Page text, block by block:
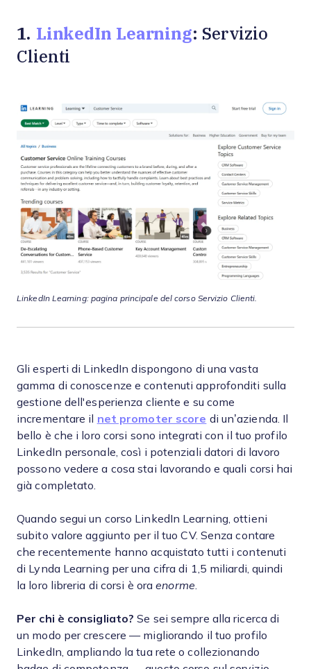
1. LinkedIn Learning: Servizio
Clienti
LinkedIn Learning: pagina principale del corso Servizio Clienti.
Gli esperti di LinkedIn dispongono di una vasta
gamma di conoscenze e contenuti approfonditi sulla
gestione dell'esperienza cliente e su come
incrementare il net promoter score di un’azienda. Il
bello è che i loro corsi sono integrati con il tuo profilo
LinkedIn personale, così i potenziali datori di lavoro
possono vedere a cosa stai lavorando e quali corsi hai
già completato.
Quando segui un corso LinkedIn Learning, ottieni
subito valore aggiunto per il tuo CV. Senza contare
che recentemente hanno acquistato tutti i contenuti
di Lynda Learning per una cifra di 1,5 miliardi, quindi
la loro libreria di corsi è oraenorme
Per chi è consigliato? Se sei sempre alla ricerca di
un modo per crescere — migliorando il tuo profilo
LinkedIn, ampliando la tua rete o collezionando